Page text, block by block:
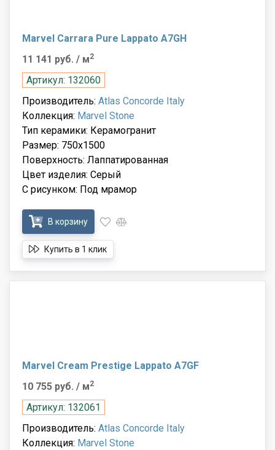
Marvel Carrara Pure Lappato A7GH
11 141 руб. / м2
Артикул: 132060
Производитель: Atlas Concorde Italy
Коллекция: Marvel Stone
Тип керамики: Керамогранит
Размер: 750x1500
Поверхность: Лаппатированная
Цвет изделия: Серый
С рисунком: Под мрамор
В корзину
Купить в 1 клик
Marvel Cream Prestige Lappato A7GF
10 755 руб. / м2
Артикул: 132061
Производитель: Atlas Concorde Italy
Коллекция: Marvel Stone